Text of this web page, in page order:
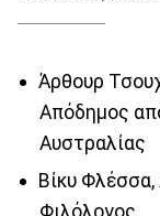
Άρθουρ
Απόδημος
Αυστραλίας
Βίκυ